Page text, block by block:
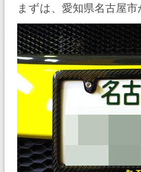
まずは、愛知県名古屋市